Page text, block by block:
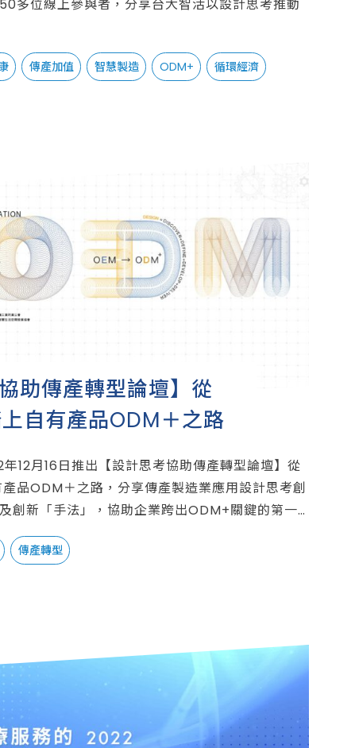
多位線上參與者，分享台大智活以設計思考推動
傳產加值 智慧製造 ODM+ 循環經濟
助傳產轉型論壇】從
自有產品ODM＋之路
12月16日推出【設計思考協助傳產轉型論壇】從
品ODM＋之路，分享傳產製造業應用設計思考創
創新「手法」，協助企業跨出ODM+關鍵的第一
傳產轉型